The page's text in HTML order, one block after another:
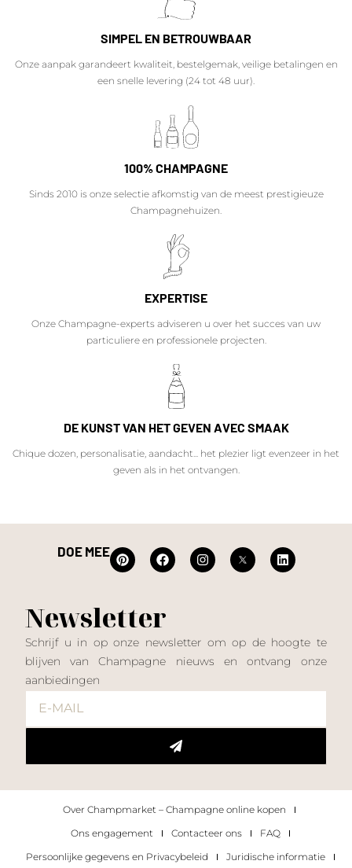
SIMPEL EN BETROUWBAAR
Onze aanpak garandeert kwaliteit, bestelgemak, veilige betalingen en
een snelle levering (24 tot 48 uur).
100% CHAMPAGNE
Sinds 2010 is onze selectie afkomstig van de meest prestigieuze
Champagnehuizen.
EXPERTISE
Onze Champagne-experts adviseren u over het succes van uw
particuliere en professionele projecten.
DE KUNST VAN HET GEVEN AVEC SMAAK
Chique dozen, personalisatie, aandacht... het plezier ligt evenzeer in het
geven als in het ontvangen.
DOE MEE
Newsletter
Schrijf u in op onze newsletter om op de hoogte te
blijven van Champagne nieuws en ontvang onze
aanbiedingen
Over Champmarket – Champagne online kopen
Ons engagement
Contacteer ons
FAQ
Persoonlijke gegevens en Privacybeleid
Juridische informatie